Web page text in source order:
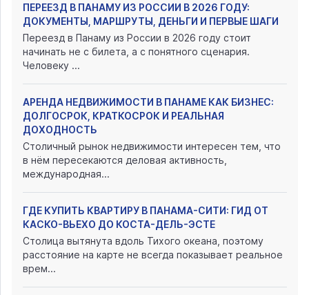
ПЕРЕЕЗД В ПАНАМУ ИЗ РОССИИ В 2026 ГОДУ:
ДОКУМЕНТЫ, МАРШРУТЫ, ДЕНЬГИ И ПЕРВЫЕ ШАГИ
Переезд в Панаму из России в 2026 году стоит
начинать не с билета, а с понятного сценария.
Человеку ...
АРЕНДА НЕДВИЖИМОСТИ В ПАНАМЕ КАК БИЗНЕС:
ДОЛГОСРОК, КРАТКОСРОК И РЕАЛЬНАЯ
ДОХОДНОСТЬ
Столичный рынок недвижимости интересен тем, что
в нём пересекаются деловая активность,
международная...
ГДЕ КУПИТЬ КВАРТИРУ В ПАНАМА-СИТИ: ГИД ОТ
КАСКО-ВЬЕХО ДО КОСТА-ДЕЛЬ-ЭСТЕ
Столица вытянута вдоль Тихого океана, поэтому
расстояние на карте не всегда показывает реальное
врем...